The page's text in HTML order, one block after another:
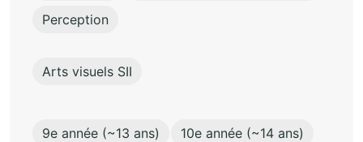
Perception
Arts visuels SII
9e année (~13 ans)
10e année (~14 ans)